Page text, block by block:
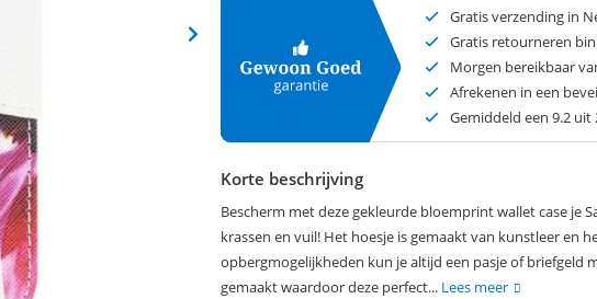
Gratis verzending in
Gratis retourneren
Morgen bereikbaar
Afrekenen in een
Gemiddeld een 9.2 uit
Korte beschrijving
Bescherm met deze gekleurde bloemprint wallet case je
krassen en vuil! Het hoesje is gemaakt van kunstleer en
opbergmogelijkheden kun je altijd een pasje of briefgeld
gemaakt waardoor deze perfect... Lees meer